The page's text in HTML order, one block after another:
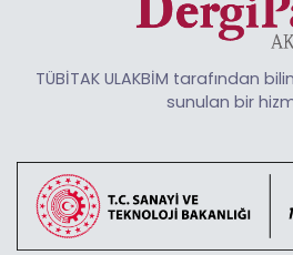
TÜBİTAK ULAKBİM tarafından
sunulan bir